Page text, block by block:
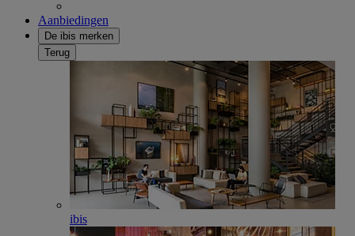
Aanbiedingen
De ibis merken
Terug
ibis